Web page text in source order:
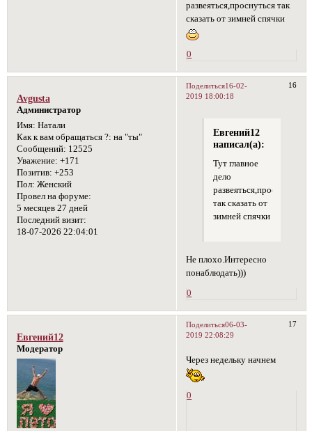
развеяться,проснуться так
сказать от зимней спячки
0
Поделиться 16
16-02-
2019 18:00:18
Avgusta
Администратор
Имя: Натали
Как к вам обращаться ?: на "ты"
Сообщений: 12525
Уважение: +171
Позитив: +253
Пол: Женский
Провел на форуме:
5 месяцев 27 дней
Последний визит:
18-07-2026 22:04:01
Евгений12
написал(а):
Тут главное
дело
развеяться,проснуться
так сказать от
зимней спячки
Не плохо.Интересно
понаблюдать)))
0
Поделиться 17
06-03-
2019 22:08:29
Евгений12
Модератор
Через недельку начнем
0